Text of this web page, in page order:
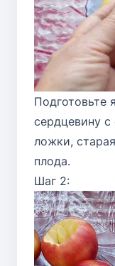
Подготовьте
сердцевину
ложки,
плода.
Шаг 2: